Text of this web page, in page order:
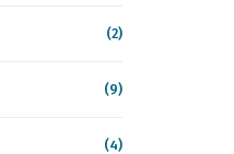
(2)
(9)
(4)